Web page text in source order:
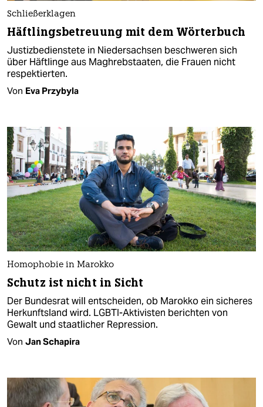
Schließerklagen
Häftlingsbetreuung mit dem Wörterbuch
Justizbedienstete in Niedersachsen beschweren sich
über Häftlinge aus Maghrebstaaten, die Frauen nicht
respektierten.
Von Eva Przybyla
Homophobie in Marokko
Schutz ist nicht in Sicht
Der Bundesrat will entscheiden, ob Marokko ein sicheres
Herkunftsland wird. LGBTI-Aktivisten berichten von
Gewalt und staatlicher Repression.
Von Jan Schapira